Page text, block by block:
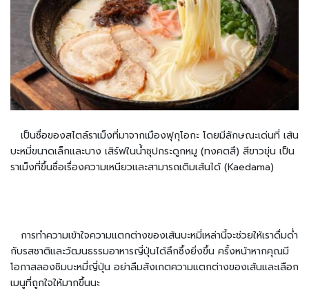
น
แ
ล
ะ
รื่
อ
ง
การ
สั่ง
ซื้อ
เป็นชื่อของสไตล์ราเม็งที่มาจากเมืองฟุกุโอกะ โดยมีลักษณะเด่นที่ เส้น
บะหมี่ขนาดเล็กและบาง เสิร์ฟในน้ำซุปกระดูกหมู (ทงคตสึ) สีขาวขุ่น เป็น
ราเม็งที่ขึ้นชื่อเรื่องความเหนียวและสามารถเติมเส้นได้ (Kaedama)
การทำความเข้าใจความแตกต่างของเส้นบะหมี่เหล่านี้จะช่วยให้เราดื่มด่ำ
กับรสชาติและวัฒนธรรมอาหารญี่ปุ่นได้ลึกซึ้งยิ่งขึ้น ครั้งหน้าหากคุณมี
โอกาสลองชิมบะหมี่ญี่ปุ่น อย่าลืมสังเกตความแตกต่างของเส้นและเลือก
เมนูที่ถูกใจให้มากขึ้นนะ